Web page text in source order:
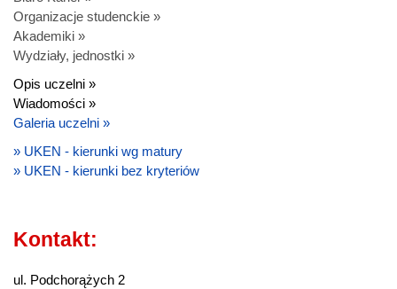
Organizacje studenckie »
Akademiki »
Wydziały, jednostki »
Opis uczelni »
Wiadomości »
Galeria uczelni »
» UKEN - kierunki wg matury
» UKEN - kierunki bez kryteriów
Kontakt:
ul. Podchorążych 2